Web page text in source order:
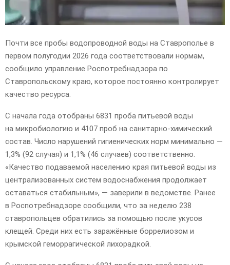
Почти все пробы водопроводной воды на Ставрополье в
первом полугодии 2026 года соответствовали нормам,
сообщило управление Роспотребнадзора по
Ставропольскому краю, которое постоянно контролирует
качество ресурса.
С начала года отобраны 6831 проба питьевой воды
на микробиологию и 4107 проб на санитарно-химический
состав. Число нарушений гигиенических норм минимально —
1,3% (92 случая) и 1,1% (46 случаев) соответственно.
«Качество подаваемой населению края питьевой воды из
централизованных систем водоснабжения продолжает
оставаться стабильным», — заверили в ведомстве. Ранее
в Роспотребнадзоре сообщили, что за неделю 238
ставропольцев обратились за помощью после укусов
клещей. Среди них есть заражённые боррелиозом и
крымской геморрагической лихорадкой.